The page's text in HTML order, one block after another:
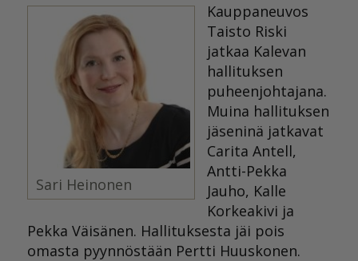
Sari Heinonen
Kauppaneuvos
Taisto Riski
jatkaa Kalevan
hallituksen
puheenjohtajana.
Muina hallituksen
jäseninä jatkavat
Carita Antell,
Antti-Pekka
Jauho, Kalle
Korkeakivi ja
Pekka Väisänen. Hallituksesta jäi pois
omasta pyynnöstään Pertti Huuskonen.